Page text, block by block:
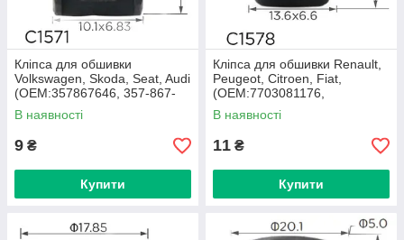
Кліпса для обшивки
Volkswagen, Skoda, Seat, Audi
(ОЕМ:357867646, 357-867-
646, 3578676469B9,
6K0867838) (C1571)
В наявності
9 ₴
Купити
Кліпса для обшивки Renault,
Peugeot, Citroen, Fiat,
(OEM:7703081176,
LR000080, 699796,
9621824880) (C1578)
В наявності
11 ₴
Купити